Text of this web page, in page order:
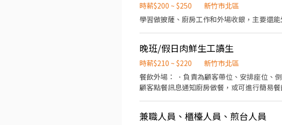
時薪$200 ~ $250
新竹市北區
學習做披薩、廚房工作和外場收銀，主要還
晚班/假日肉鮮生工讀生
時薪$210 ~ $220
新竹市北區
餐飲外場： ．負責為顧客帶位、安排座位、
顧客點餐訊息通知廚房做餐，或可進行簡易
重量。 ．負責擺盤。
兼職人員、櫃檯人員、煎台人員